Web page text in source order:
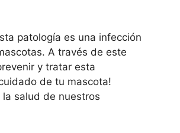
patología es una infección
A través de este
y tratar esta
de tu mascota!
salud de nuestros